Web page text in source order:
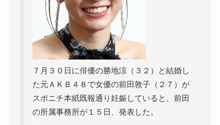
７月３０日に俳優の勝地涼（３２）と結婚し
た元ＡＫＢ４８で女優の前田敦子（２７）が
スポニチ本紙既報通り妊娠していると、前田
の所属事務所が１５日、発表した。